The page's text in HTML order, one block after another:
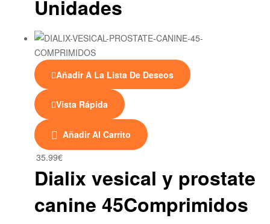
Unidades
Añadir A La Lista De Deseos
Vista Rápida
Añadir Al Carrito
35.99€
Dialix vesical y prostate
canine 45Comprimidos